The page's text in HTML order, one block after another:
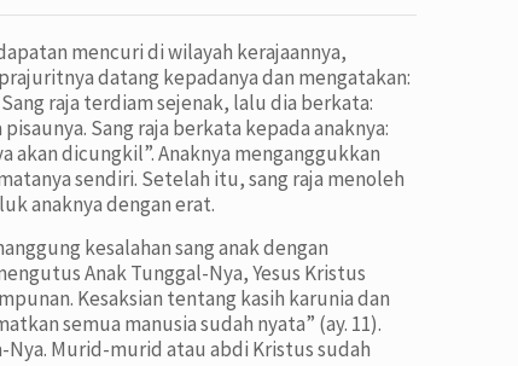
mencuri di wilayah kerajaannya,
datang kepadanya dan mengatakan:
raja terdiam sejenak, lalu dia berkata:
Sang raja berkata kepada anaknya:
akan dicungkil”. Anaknya menganggukkan
sendiri. Setelah itu, sang raja menoleh
anaknya dengan erat.
kesalahan sang anak dengan
Anak Tunggal-Nya, Yesus Kristus
Kesaksian tentang kasih karunia dan
semua manusia sudah nyata” (ay. 11).
Nya. Murid-murid atau abdi Kristus sudah